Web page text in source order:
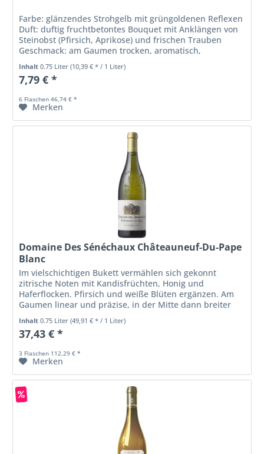
Farbe: glänzendes Strohgelb mit grüngoldenen Reflexen
Duft: duftig fruchtbetontes Bouquet mit Anklängen von
Steinobst (Pfirsich, Aprikose) und frischen Trauben
Geschmack: am Gaumen trocken, aromatisch,
Inhalt0.75 Liter(10,39 € * / 1 Liter)
7,79 € *
6 Flaschen 46,74 € *
Merken
Domaine Des Sénéchaux Châteauneuf-Du-Pape
Blanc
Im vielschichtigen Bukett vermählen sich gekonnt
zitrische Noten mit Kandisfrüchten, Honig und
Haferflocken. Pfirsich und weiße Blüten ergänzen. Am
Gaumen linear und präzise, in der Mitte dann breiter
werdend. Würzig, komplex und fast...
Inhalt0.75 Liter(49,91 € * / 1 Liter)
37,43 € *
3 Flaschen 112,29 € *
Merken